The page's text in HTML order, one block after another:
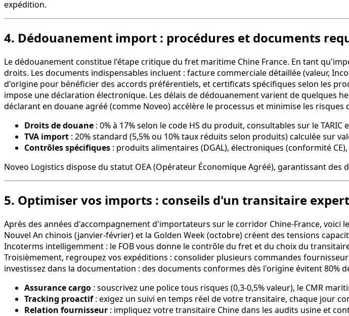
expédition.
4. Dédouanement import : procédures et documents
Le dédouanement constitue l'étape critique du fret maritime Chine France. En tant
droits. Les documents indispensables incluent : facture commerciale détaillée (valeur,
d'origine pour bénéficier des accords préférentiels, et certificats spécifiques selon les
impose une déclaration électronique. Les délais de dédouanement varient de quelques
déclarant en douane agréé (comme Noveo) accélère le processus et minimise les risques
Droits de douane : 0% à 17% selon le code HS du produit, consultables sur le TARIC
TVA import : 20% standard (5,5% ou 10% taux réduits selon produits) calculée sur
Contrôles spécifiques : produits alimentaires (DGAL), électroniques (conformité
Noveo Logistics dispose du statut OEA (Opérateur Économique Agréé), garantissant
5. Optimiser vos imports : conseils d'un transitaire expert
Après des années d'accompagnement d'importateurs sur le corridor Chine-France,
Nouvel An chinois (janvier-février) et la Golden Week (octobre) créent des tensions
Incoterms intelligemment : le FOB vous donne le contrôle du fret et du choix du
Troisièmement, regroupez vos expéditions : consolider plusieurs commandes
investissez dans la documentation : des documents conformes dès l'origine évitent 80%
Assurance cargo : souscrivez une police tous risques (0,3-0,5% valeur), le CMR
Tracking proactif: exigez un suivi en temps réel de votre transitaire, chaque jour
Relation fournisseur : impliquez votre transitaire Chine dans les audits usine et